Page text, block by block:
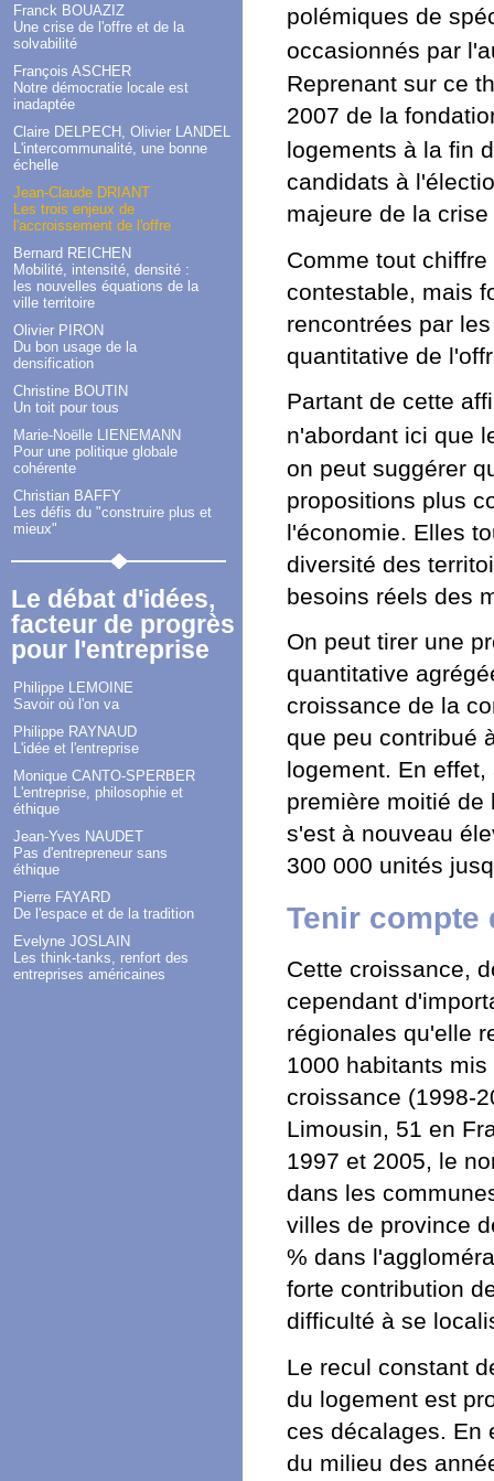
Franck BOUAZIZ
Une crise de l'offre et de la
solvabilité
François ASCHER
Notre démocratie locale est
inadaptée
Claire DELPECH, Olivier LANDEL
L'intercommunalité, une bonne
échelle
Jean-Claude DRIANT
Les trois enjeux de
l'accroissement de l'offre
Bernard REICHEN
Mobilité, intensité, densité :
les nouvelles équations de la
ville territoire
Olivier PIRON
Du bon usage de la
densification
Christine BOUTIN
Un toit pour tous
Marie-Noëlle LIENEMANN
Pour une politique globale
cohérente
Christian BAFFY
Les défis du "construire plus et
mieux"
Le débat d'idées,
facteur de progrès
pour l'entreprise
Philippe LEMOINE
Savoir où l'on va
Philippe RAYNAUD
L'idée et l'entreprise
Monique CANTO-SPERBER
L'entreprise, philosophie et
éthique
Jean-Yves NAUDET
Pas d'entrepreneur sans
éthique
Pierre FAYARD
De l'espace et de la tradition
Evelyne JOSLAIN
Les think-tanks, renfort des
entreprises américaines
polémiques de
occasionnés par
Reprenant sur ce
2007 de la
logements à la fin
candidats à
majeure de la
Comme tout
contestable, mais
rencontrées par
quantitative de
Partant de cette
n'abordant ici que
on peut suggérer
propositions plus
l'économie. Elles
diversité des
besoins réels des
On peut tirer une
quantitative
croissance de la
que peu contribué
logement. En
première moitié
s'est à nouveau
300 000 unités
Tenir
Cette croissance,
cependant
régionales qu'elle
1000 habitants
croissance (1998-
Limousin, 51 en
1997 et 2005, le
dans les
villes de province
% dans
forte contribution
difficulté à se
Le recul constant
du logement est
ces décalages. En
du milieu des